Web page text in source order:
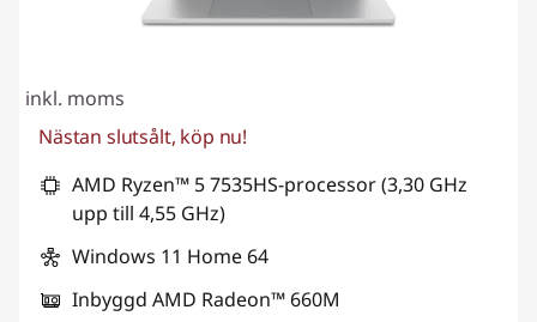
inkl. moms
Nästan slutsålt, köp nu!
AMD Ryzen™ 5 7535HS-processor (3,30 GHz
upp till 4,55 GHz)
Windows 11 Home 64
Inbyggd AMD Radeon™ 660M